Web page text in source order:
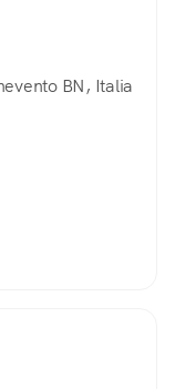
BN, Italia